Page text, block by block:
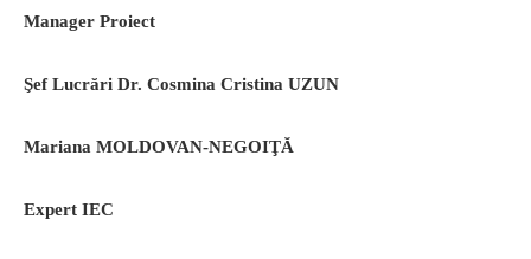
Manager Proiect
Şef Lucrări Dr. Cosmina Cristina UZUN
Mariana MOLDOVAN-NEGOIŢĂ
Expert IEC